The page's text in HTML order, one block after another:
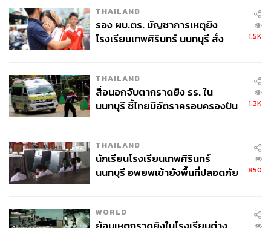
TAGS: กีฬาฟุตบอล Arsenal
Premier League
Paris Saint-Germain
UEFA Champions League
ABOUT THE AUTHOR
กีฬา สำนักข่าว THE STANDARD ผู้มีงาน
THAILAND
รอง ผบ.ตร. บัญชาการเหตุยิง
โรงเรียนเทพศิรินทร์ นนทบุรี สั่ง
1.5K
THAILAND
สื่อนอกจับตากราดยิง รร. ใน
นนทบุรี ชี้ไทยมีอัตราครอบครองปืน
1.3K
THAILAND
นักเรียนโรงเรียนเทพศิรินทร์
นนทบุรี อพยพเข้ายังพื้นที่ปลอดภัย
850
WORLD